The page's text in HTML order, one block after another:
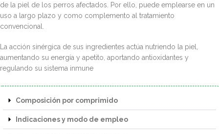
de la piel de los perros afectados. Por ello, puede emplearse en un
uso a largo plazo y como complemento al tratamiento
convencional.
La acción sinérgica de sus ingredientes actúa nutriendo la piel,
aumentando su energía y apetito, aportando antioxidantes y
regulando su sistema inmune
Composición por comprimido
Indicaciones y modo de empleo